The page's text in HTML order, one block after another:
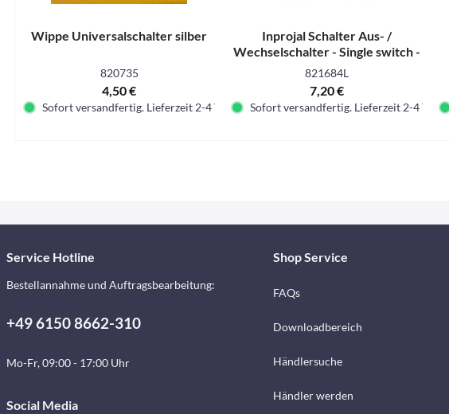
Wippe Universalschalter silber
820735
4,50 €
Sofort versandfertig. Lieferzeit 2-4 Tage.
Inprojal Schalter Aus- /
Wechselschalter - Single switch -
Lose
821684L
7,20 €
Sofort versandfertig. Lieferzeit 2-4 Tage.
Service Hotline
Bestellannahme und Auftragsbearbeitung:
+49 6150 8662-310
Mo-Fr, 09:00 - 17:00 Uhr
Social Media
Shop Service
FAQs
Downloadbereich
Händlersuche
Händler werden